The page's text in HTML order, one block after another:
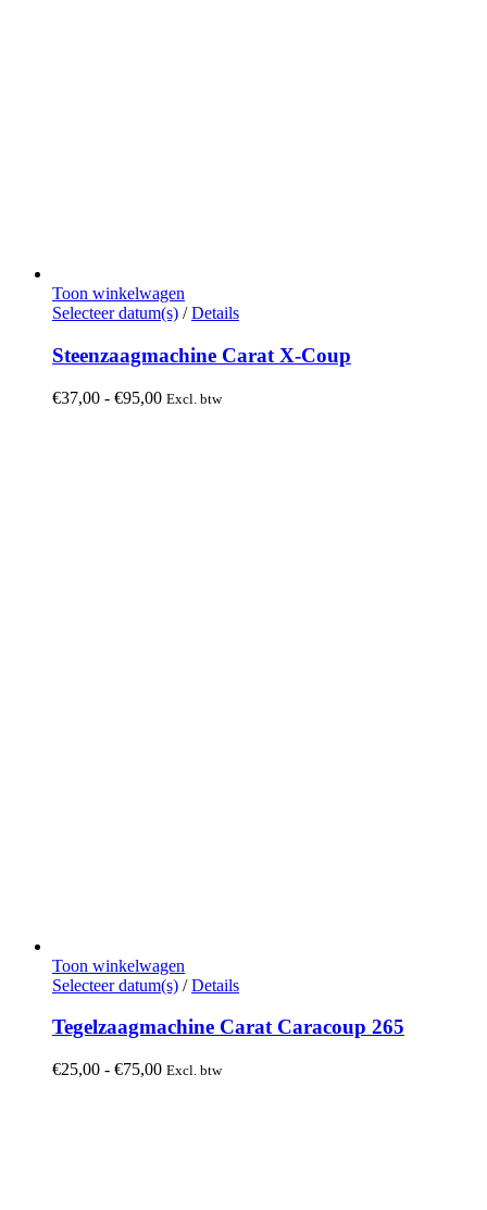
Toon winkelwagen
Selecteer datum(s) Dit
heeft
meerdere
variaties.
Deze
/ Details
Steenzaagmachine Carat X-Coup
€37,00 - €95,00Prijsklasse:
Excl. btw
Toon winkelwagen
Selecteer datum(s) Dit
heeft
variaties.
/ Details
Tegelzaagmachine Carat Caracoup 265
€25,00 - €75,00Prijsklasse:
Excl. btw